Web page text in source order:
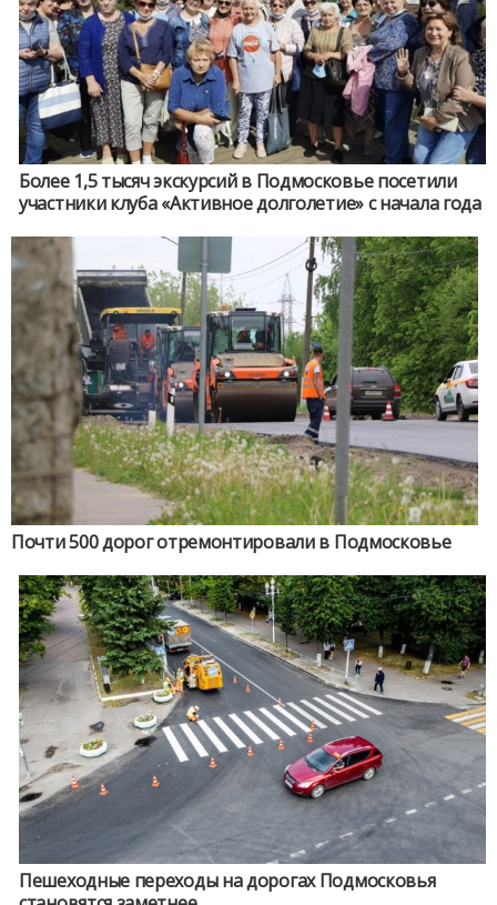
Более 1,5 тысяч экскурсий в Подмосковье посетили
участники клуба «Активное долголетие» с начала года
Почти 500 дорог отремонтировали в Подмосковье
Пешеходные переходы на дорогах Подмосковья